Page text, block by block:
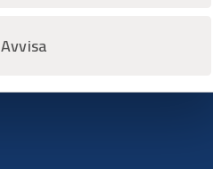
Avvisa